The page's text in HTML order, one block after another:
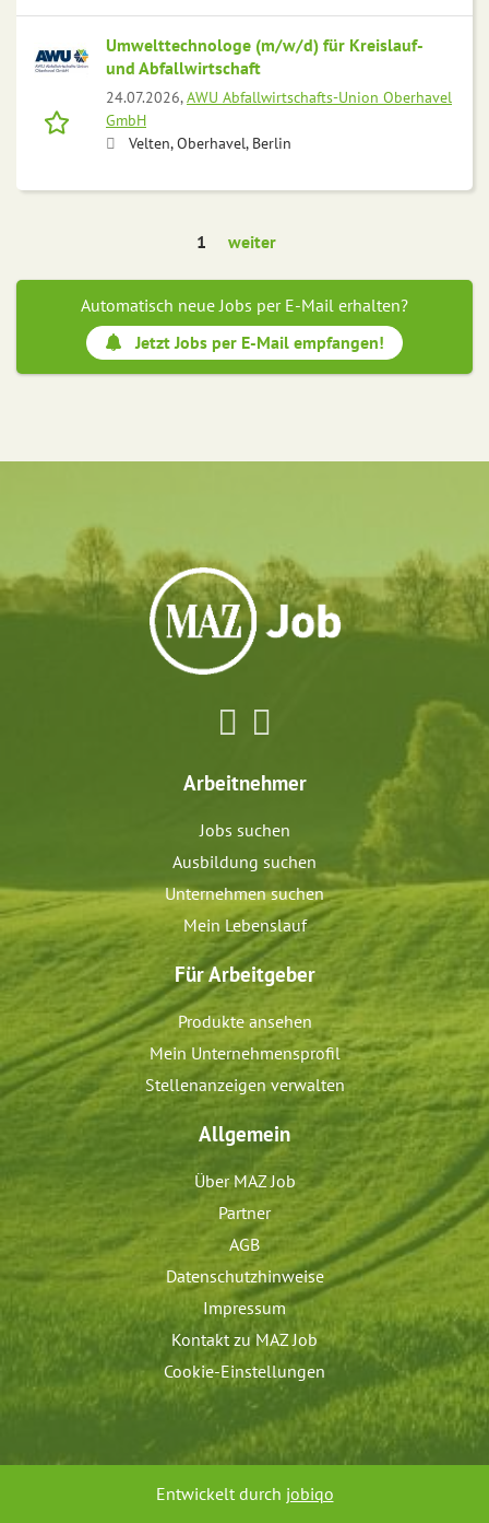
Umwelttechnologe (m/w/d) für Kreislauf-
und Abfallwirtschaft
24.07.2026,AWU Abfallwirtschafts-Union Oberhavel
GmbH
Velten, Oberhavel, Berlin
1 weiter
Automatisch neue Jobs per E-Mail erhalten?
Jetzt Jobs per E-Mail empfangen!
Arbeitnehmer
Jobs suchen
Ausbildung suchen
Unternehmen suchen
Mein Lebenslauf
Für Arbeitgeber
Produkte ansehen
Mein Unternehmensprofil
Stellenanzeigen verwalten
Allgemein
Über MAZ Job
Partner
AGB
Datenschutzhinweise
Impressum
Kontakt zu MAZ Job
Cookie-Einstellungen
Entwickelt durch jobiqo